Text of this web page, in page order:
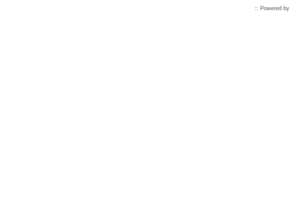
:: Powered by